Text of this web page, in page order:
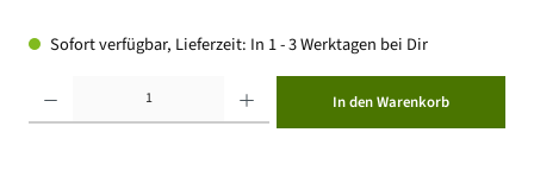
Sofort verfügbar, Lieferzeit: In 1 - 3 Werktagen bei Dir
In den Warenkorb